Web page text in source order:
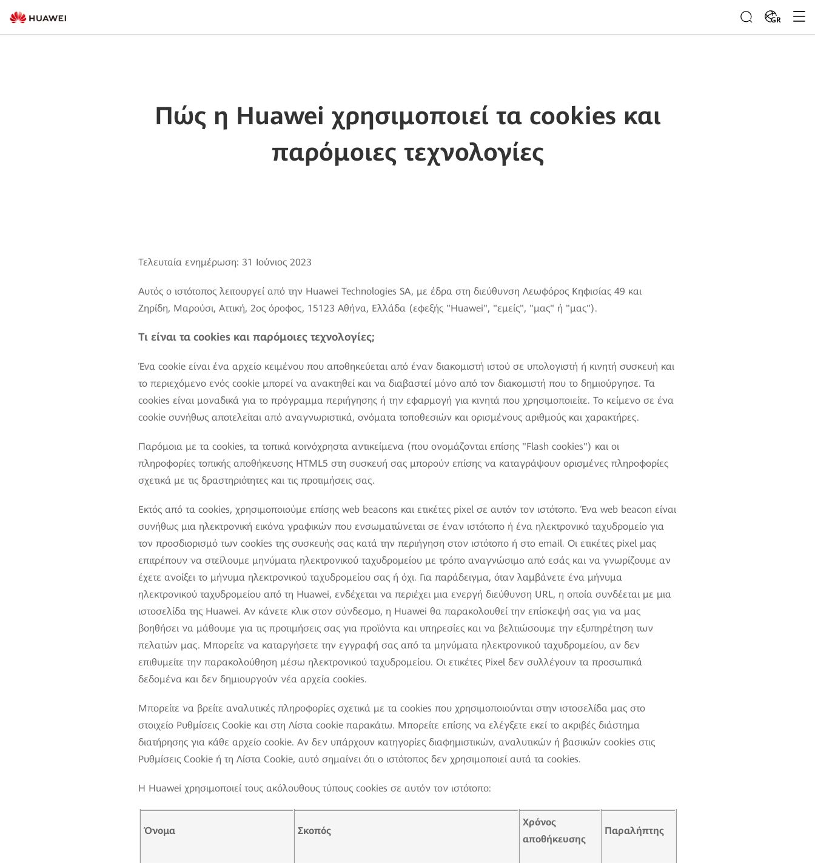
GR
Πώς η Huawei χρησιμοποιεί τα cookies και
παρόμοιες τεχνολογίες
Τελευταία ενημέρωση: 31 Ιούνιος 2023
Αυτός ο ιστότοπος λειτουργεί από την Huawei Technologies SA, με έδρα στη διεύθυνση Λεωφόρος Κηφισίας 49 και
Ζηρίδη, Μαρούσι, Αττική, 2ος όροφος, 15123 Αθήνα, Ελλάδα (εφεξής "Huawei", "εμείς", "μας" ή "μας").
Τι είναι τα cookies και παρόμοιες τεχνολογίες;
Ένα cookie είναι ένα αρχείο κειμένου που αποθηκεύεται από έναν διακομιστή ιστού σε υπολογιστή ή κινητή συσκευή και
το περιεχόμενο ενός cookie μπορεί να ανακτηθεί και να διαβαστεί μόνο από τον διακομιστή που το δημιούργησε. Τα
cookies είναι μοναδικά για το πρόγραμμα περιήγησης ή την εφαρμογή για κινητά που χρησιμοποιείτε. Το κείμενο σε ένα
cookie συνήθως αποτελείται από αναγνωριστικά, ονόματα τοποθεσιών και ορισμένους αριθμούς και χαρακτήρες.
Παρόμοια με τα cookies, τα τοπικά κοινόχρηστα αντικείμενα (που ονομάζονται επίσης "Flash cookies") και οι
πληροφορίες τοπικής αποθήκευσης HTML5 στη συσκευή σας μπορούν επίσης να καταγράψουν ορισμένες πληροφορίες
σχετικά με τις δραστηριότητες και τις προτιμήσεις σας.
Εκτός από τα cookies, χρησιμοποιούμε επίσης web beacons και ετικέτες pixel σε αυτόν τον ιστότοπο. Ένα web beacon είναι
συνήθως μια ηλεκτρονική εικόνα γραφικών που ενσωματώνεται σε έναν ιστότοπο ή ένα ηλεκτρονικό ταχυδρομείο για
τον προσδιορισμό των cookies της συσκευής σας κατά την περιήγηση στον ιστότοπο ή στο email. Οι ετικέτες pixel μας
επιτρέπουν να στείλουμε μηνύματα ηλεκτρονικού ταχυδρομείου με τρόπο αναγνώσιμο από εσάς και να γνωρίζουμε αν
έχετε ανοίξει το μήνυμα ηλεκτρονικού ταχυδρομείου σας ή όχι. Για παράδειγμα, όταν λαμβάνετε ένα μήνυμα
ηλεκτρονικού ταχυδρομείου από τη Huawei, ενδέχεται να περιέχει μια ενεργή διεύθυνση URL, η οποία συνδέεται με μια
ιστοσελίδα της Huawei. Αν κάνετε κλικ στον σύνδεσμο, η Huawei θα παρακολουθεί την επίσκεψή σας για να μας
βοηθήσει να μάθουμε για τις προτιμήσεις σας για προϊόντα και υπηρεσίες και να βελτιώσουμε την εξυπηρέτηση των
πελατών μας. Μπορείτε να καταργήσετε την εγγραφή σας από τα μηνύματα ηλεκτρονικού ταχυδρομείου, αν δεν
επιθυμείτε την παρακολούθηση μέσω ηλεκτρονικού ταχυδρομείου. Οι ετικέτες Pixel δεν συλλέγουν τα προσωπικά
δεδομένα και δεν δημιουργούν νέα αρχεία cookies.
Μπορείτε να βρείτε αναλυτικές πληροφορίες σχετικά με τα cookies που χρησιμοποιούνται στην ιστοσελίδα μας στο
στοιχείο Ρυθμίσεις Cookie και στη Λίστα cookie παρακάτω. Μπορείτε επίσης να ελέγξετε εκεί το ακριβές διάστημα
διατήρησης για κάθε αρχείο cookie. Αν δεν υπάρχουν κατηγορίες διαφημιστικών, αναλυτικών ή βασικών cookies στις
Ρυθμίσεις Cookie ή τη Λίστα Cookie, αυτό σημαίνει ότι ο ιστότοπος δεν χρησιμοποιεί αυτά τα cookies.
Η Huawei χρησιμοποιεί τους ακόλουθους τύπους cookies σε αυτόν τον ιστότοπο:
Όνομα Σκοπός
Χρόνος
αποθήκευσης
Παραλήπτης